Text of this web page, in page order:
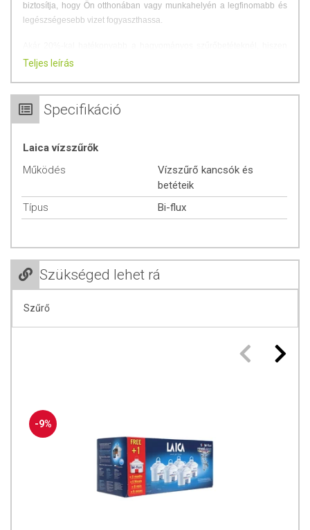
biztosítja, hogy Ön otthonában vagy munkahelyén a legfinomabb és
legészségesebb vizet fogyaszthassa.
150 liter víz szűrésére alkalmas.
A rendszer kulcsa a legújabb fejlesztésű Bi-flux szűrőbetét, amely
ioncserélő gyanta és aktív szén keverékét tartalmazza, és *egyedi
erre a Bi-flux szűrőn kívül).
A gravitációt kihasználva ** szabályozott sebességgel ( **a
legmagasabb vízminőség elérése érdekében fontos a víz szűrési
szervezet számára fontos ásványi anyagok (kalcium, magnézium stb.)
szagokat és színeket. Az ioncserélő gyanta csökkenti a víz
keménységét, ami vízkövesedést okoz, és jelentősen csökkenti a
nehézfémek (pl. ólom, cink, réz, vas, alumínium) tartalmát a vízben.
KIEGYENSÚLYOZOTT PH7+
Az egyedi bi-flux™ system fenntartja a szűrt víz semleges pH értékét,
így még ízletesebb és egészségesebb.*
*a piacon elérhető más márkák termékei által kezelt vízzel
Teljes leírás
Specifikáció
Laica vízszűrők
Működés
Vízszűrő kancsók és
betéteik
Típus
Bi-flux
Szükséged lehet rá
Szűrő
-9%